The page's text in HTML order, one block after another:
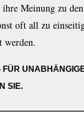
Meinung zu
oft all zu
werden.
FÜR
SIE.